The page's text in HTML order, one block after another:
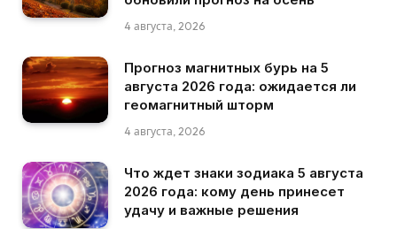
4 августа, 2026
Прогноз магнитных бурь на 5
августа 2026 года: ожидается ли
геомагнитный шторм
4 августа, 2026
Что ждет знаки зодиака 5 августа
2026 года: кому день принесет
удачу и важные решения